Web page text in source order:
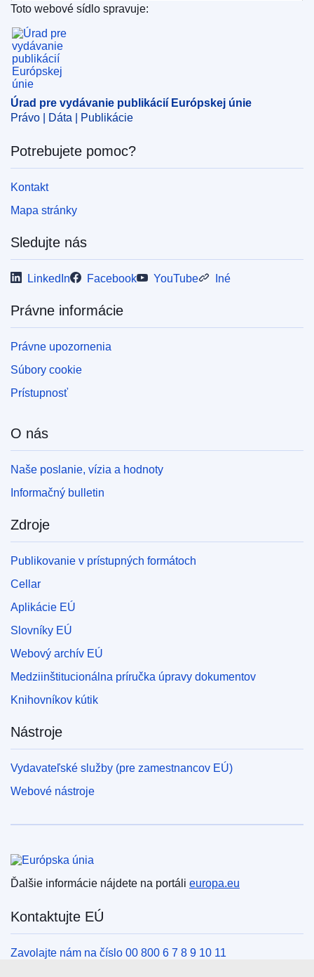
IMMC : ST 8502 2019 INIT
Úrad pre vydávanie publikácií Európskej únie
Toto webové sídlo spravuje:
Úrad pre vydávanie publikácií Európskej únie
Právo | Dáta | Publikácie
Potrebujete pomoc?
Kontakt
Mapa stránky
Sledujte nás
LinkedIn Facebook YouTube Iné
Právne informácie
Právne upozornenia
Súbory cookie
Prístupnosť
O nás
Naše poslanie, vízia a hodnoty
Informačný bulletin
Zdroje
Publikovanie v prístupných formátoch
Cellar
Aplikácie EÚ
Slovníky EÚ
Webový archív EÚ
Medziinštitucionálna príručka úpravy dokumentov
Knihovníkov kútik
Nástroje
Vydavateľské služby (pre zamestnancov EÚ)
Webové nástroje
Ďalšie informácie nájdete na portáli europa.eu
Kontaktujte EÚ
Zavolajte nám na číslo 00 800 6 7 8 9 10 11